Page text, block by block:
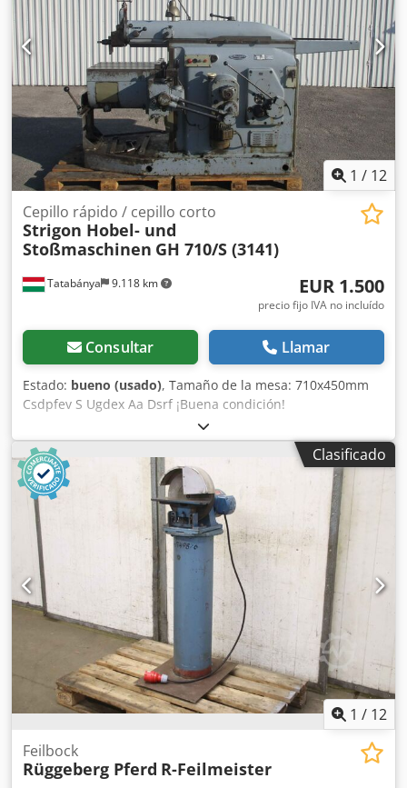
1 / 12
Tatabánya 9.118 km
Cepillo rápido / cepillo corto
Strigon Hobel- und
Stoßmaschinen GH 710/S (3141)
EUR 1.500
precio fijo IVA no incluído
Consultar Llamar
Estado: bueno (usado), Tamaño de la mesa: 710x450mm
Csdpfev S Ugdex Aa Dsrf ¡Buena condición!
Clasificado
1 / 12
Feilbock
Rüggeberg Pferd R-Feilmeister